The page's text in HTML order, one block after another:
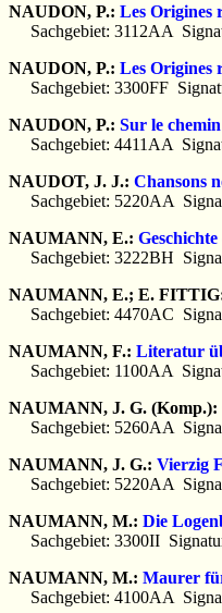
NAUDON, P.: Les Origines
Sachgebiet: 3112AA
NAUDON, P.: Les Origines
Sachgebiet: 3300FF
NAUDON, P.: Sur le
Sachgebiet: 4411AA
NAUDOT, J. J.: Chansons
Sachgebiet: 5220AA
NAUMANN, E.:
Sachgebiet: 3222BH
NAUMANN, E.; E.
Sachgebiet: 4470AC
NAUMANN, F.: Literatur
Sachgebiet: 1100AA
NAUMANN, J. G. (Komp.):
Sachgebiet: 5260AA
NAUMANN, J. G.: Vierzig
Sachgebiet: 5220AA
NAUMANN, M.: Die
Sachgebiet: 3300II
NAUMANN, M.: Maurer
Sachgebiet: 4100AA